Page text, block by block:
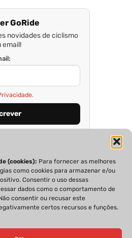
(cookies): Para fornecer as melhores
como cookies para armazenar e/ou
Consentir o uso dessas
dados como o comportamento de
consentir ou recusar este
certos recursos e funções.
GoRide
novidades de ciclismo
email!
ESTATUTO EDITORIAL